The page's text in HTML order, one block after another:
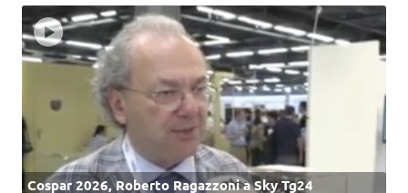
Cospar 2026, Roberto Ragazzoni a Sky Tg24